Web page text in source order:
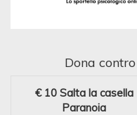
Dona
€ 10 Salta la casella
Paranoia